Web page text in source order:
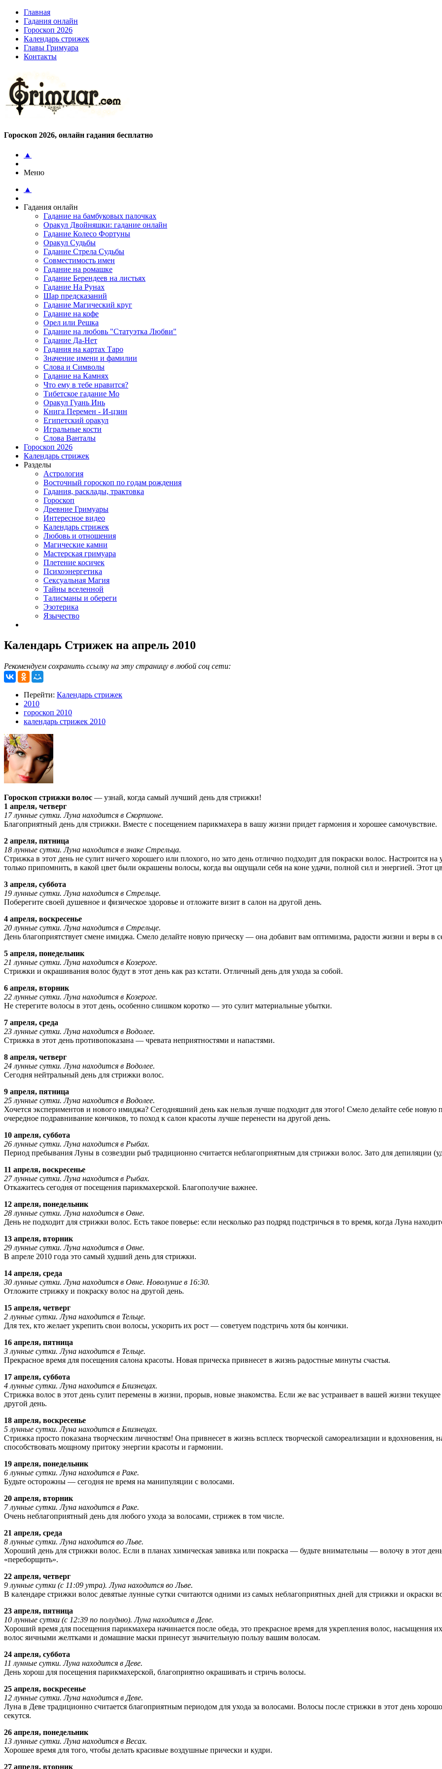
Главная
Гадания онлайн
Гороскоп 2026
Календарь стрижек
Главы Гримуара
Контакты
Гороскоп 2026, онлайн гадания бесплатно
▲
Меню
▲
Гадания онлайн
Гадание на бамбуковых палочках
Оракул Двойняшки: гадание онлайн
Гадание Колесо Фортуны
Оракул Судьбы
Гадание Стрела Судьбы
Совместимость имен
Гадание на ромашке
Гадание Берендеев на листьях
Гадание На Рунах
Шар предсказаний
Гадание Магический круг
Гадание на кофе
Орел или Решка
Гадание на любовь "Статуэтка Любви"
Гадание Да-Нет
Гадания на картах Таро
Значение имени и фамилии
Слова и Символы
Гадание на Камнях
Что ему в тебе нравится?
Тибетское гадание Мо
Оракул Гуань Инь
Книга Перемен - И-цзин
Египетский оракул
Игральные кости
Слова Ванталы
Гороскоп 2026
Календарь стрижек
Разделы
Астрология
Восточный гороскоп по годам рождения
Гадания, расклады, трактовка
Гороскоп
Древние Гримуары
Интересное видео
Календарь стрижек
Любовь и отношения
Магические камни
Мастерская гримуара
Плетение косичек
Психоэнергетика
Сексуальная Магия
Тайны вселенной
Талисманы и обереги
Эзотерика
Язычество
Календарь Стрижек на апрель 2010
Рекомендуем сохранить ссылку на эту страницу в любой соц сети:
Перейти: Календарь стрижек
2010
гороскоп 2010
календарь стрижек 2010
Гороскоп стрижки волос — узнай, когда самый лучший день для стрижки!
1 апреля, четверг
17 лунные сутки. Луна находится в Скорпионе.
Благоприятный день для стрижки. Вместе с посещением парикмахера в вашу жизни придет гармония и хорошее самочувствие.
2 апреля, пятница
18 лунные сутки. Луна находится в знаке Стрельца.
Стрижка в этот день не сулит ничего хорошего или плохого, но зато день отлично подходит для покраски волос. Настроится
только припомнить, в какой цвет были окрашены волосы, когда вы ощущали себя на коне удачи, полной сил и энергией. Этот
3 апреля, суббота
19 лунные сутки. Луна находится в Стрельце.
Поберегите своей душевное и физическое здоровье и отложите визит в салон на другой день.
4 апреля, воскресенье
20 лунные сутки. Луна находится в Стрельце.
День благоприятствует смене имиджа. Смело делайте новую прическу — она добавит вам оптимизма, радости жизни и веры в
5 апреля, понедельник
21 лунные сутки. Луна находится в Козероге.
Стрижки и окрашивания волос будут в этот день как раз кстати. Отличный день для ухода за собой.
6 апреля, вторник
22 лунные сутки. Луна находится в Козероге.
Не стерегите волосы в этот день, особенно слишком коротко — это сулит материальные убытки.
7 апреля, среда
23 лунные сутки. Луна находится в Водолее.
Стрижка в этот день противопоказана — чревата неприятностями и напастями.
8 апреля, четверг
24 лунные сутки. Луна находится в Водолее.
Сегодня нейтральный день для стрижки волос.
9 апреля, пятница
25 лунные сутки. Луна находится в Водолее.
Хочется экспериментов и нового имиджа? Сегодняшний день как нельзя лучше подходит для этого! Смело делайте себе
очередное подравнивание кончиков, то поход к салон красоты лучше перенести на другой день.
10 апреля, суббота
26 лунные сутки. Луна находится в Рыбах.
Период пребывания Луны в созвездии рыб традиционно считается неблагоприятным для стрижки волос. Зато для депиляции
11 апреля, воскресенье
27 лунные сутки. Луна находится в Рыбах.
Откажитесь сегодня от посещения парикмахерской. Благополучие важнее.
12 апреля, понедельник
28 лунные сутки. Луна находится в Овне.
День не подходит для стрижки волос. Есть такое поверье: если несколько раз подряд подстричься в то время, когда Луна
13 апреля, вторник
29 лунные сутки. Луна находится в Овне.
В апреле 2010 года это самый худший день для стрижки.
14 апреля, среда
30 лунные сутки. Луна находится в Овне. Новолуние в 16:30.
Отложите стрижку и покраску волос на другой день.
15 апреля, четверг
2 лунные сутки. Луна находится в Тельце.
Для тех, кто желает укрепить свои волосы, ускорить их рост — советуем подстричь хотя бы кончики.
16 апреля, пятница
3 лунные сутки. Луна находится в Тельце.
Прекрасное время для посещения салона красоты. Новая прическа привнесет в жизнь радостные минуты счастья.
17 апреля, суббота
4 лунные сутки. Луна находится в Близнецах.
Стрижка волос в этот день сулит перемены в жизни, прорыв, новые знакомства. Если же вас устраивает в вашей жизни
другой день.
18 апреля, воскресенье
5 лунные сутки. Луна находится в Близнецах.
Стрижка просто показана творческим личностям! Она привнесет в жизнь всплеск творческой самореализации и вдохновения,
способствовать мощному притоку энергии красоты и гармонии.
19 апреля, понедельник
6 лунные сутки. Луна находится в Раке.
Будьте осторожны — сегодня не время на манипуляции с волосами.
20 апреля, вторник
7 лунные сутки. Луна находится в Раке.
Очень неблагоприятный день для любого ухода за волосами, стрижек в том числе.
21 апреля, среда
8 лунные сутки. Луна находится во Льве.
Хороший день для стрижки волос. Если в планах химическая завивка или покраска — будьте внимательны — волочу в этот
«переборщить».
22 апреля, четверг
9 лунные сутки (с 11:09 утра). Луна находится во Льве.
В календаре стрижки волос девятые лунные сутки считаются одними из самых неблагоприятных дней для стрижки и окраски
23 апреля, пятница
10 лунные сутки (с 12:39 по полудню). Луна находится в Деве.
Хороший время для посещения парикмахера начинается после обеда, это прекрасное время для укрепления волос,
волос яичными желтками и домашние маски принесут значительную пользу вашим волосам.
24 апреля, суббота
11 лунные сутки. Луна находится в Деве.
День хорош для посещения парикмахерской, благоприятно окрашивать и стричь волосы.
25 апреля, воскресенье
12 лунные сутки. Луна находится в Деве.
Луна в Деве традиционно считается благоприятным периодом для ухода за волосами. Волосы после стрижки в этот день
секутся.
26 апреля, понедельник
13 лунные сутки. Луна находится в Весах.
Хорошее время для того, чтобы делать красивые воздушные прически и кудри.
27 апреля, вторник